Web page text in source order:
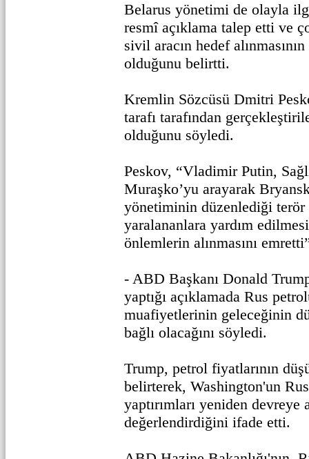
Belarus yönetimi de olayla
resmî açıklama talep etti ve
sivil aracın hedef
olduğunu belirtti.
Kremlin Sözcüsü Dmitri
tarafı tarafından
olduğunu söyledi.
Peskov, “Vladimir Putin,
Muraşko’yu arayarak
yönetiminin düzenlediği terör
yaralananlara yardım
önlemlerin alınmasını
- ABD Başkanı Donald
yaptığı açıklamada Rus
muafiyetlerinin geleceğinin
bağlı olacağını söyledi.
Trump, petrol fiyatlarının
belirterek, Washington'un
yaptırımları yeniden devreye
değerlendirdiğini ifade etti.